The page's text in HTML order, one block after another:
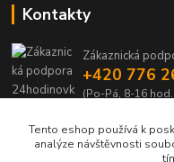
Kontakty
Zákaznická
+420 776
(Po-Pá, 8-16
24hodinovka@seznam.cz
Tento eshop používá k
analýze návštěvnosti